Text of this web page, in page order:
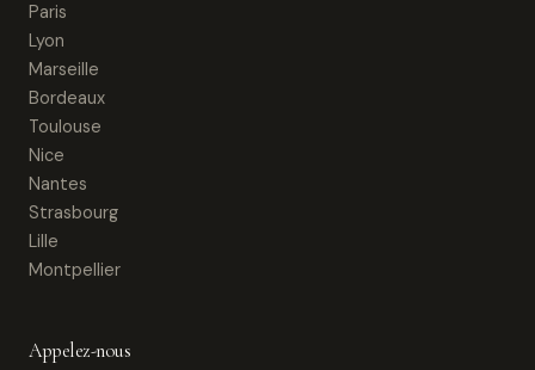
Paris
Lyon
Marseille
Bordeaux
Toulouse
Nice
Nantes
Strasbourg
Lille
Montpellier
Appelez-nous